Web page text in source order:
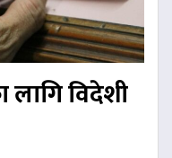
विदेशी